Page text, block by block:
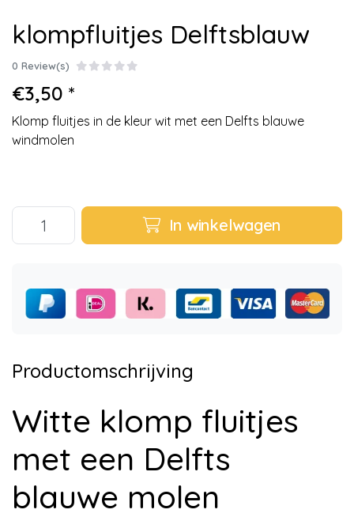
klompfluitjes Delftsblauw
0 Review(s)
€3,50 *
Klomp fluitjes in de kleur wit met een Delfts blauwe
windmolen
In winkelwagen
Productomschrijving
Witte klomp fluitjes
met een Delfts
blauwe molen